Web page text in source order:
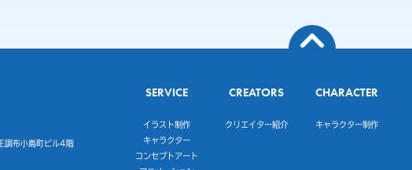
調布小島町ビル4階
SERVICE
イラスト制作
キャラクター
コンセプトアート
CREATORS
クリエイター紹介
CHARACTER
キャラクター制作